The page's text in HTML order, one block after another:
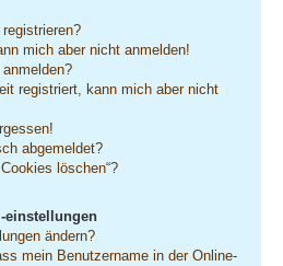
mich aber nicht anmelden!
registriert, kann mich aber nicht
abgemeldet?
löschen“?
einstellungen
ändern?
mein Benutzername in der Online-